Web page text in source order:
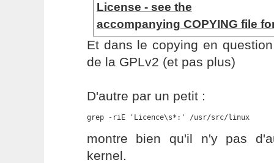
License - see the
accompanying COPYING file
Et dans le copying en
de la GPLv2 (et pas plus)
D'autre par un petit :
grep -riE 'Licence\s*:' /usr/src/linux
montre bien qu'il n'y pas
kernel.